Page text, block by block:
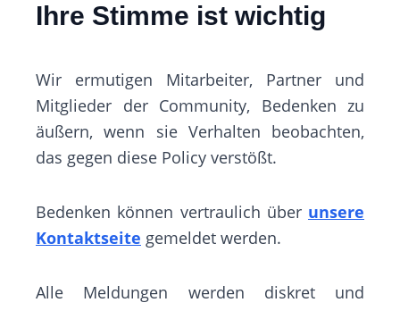
Ihre Stimme ist wichtig
Wir ermutigen Mitarbeiter, Partner und
Mitglieder der Community, Bedenken zu
äußern, wenn sie Verhalten beobachten,
das gegen diese Policy verstößt.
Bedenken können vertraulich über unsere
Kontaktseite gemeldet werden.
Alle Meldungen werden diskret und